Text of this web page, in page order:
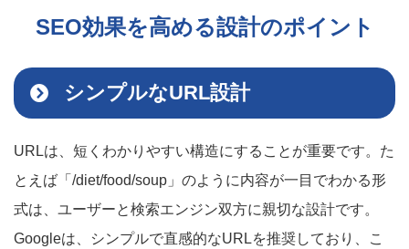
SEO効果を高める設計のポイント
シンプルなURL設計
URLは、短くわかりやすい構造にすることが重要です。た
とえば「/diet/food/soup」のように内容が一目でわかる形
式は、ユーザーと検索エンジン双方に親切な設計です。
Googleは、シンプルで直感的なURLを推奨しており、こ